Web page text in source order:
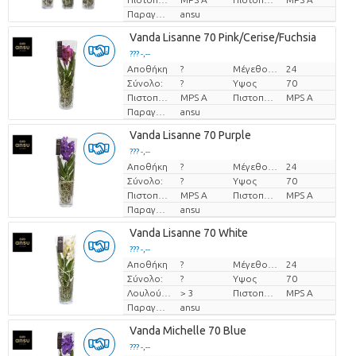
Παραγωγός
ansu
Vanda Lisanne 70 Pink/Cerise/Fuchsia
??? -,--
Τιμή ανά τεμάχιο
Αποθήκη ?
24
Σύνολο:
? Υψος
70
MPS A
MPS A
Παραγωγός
ansu
Vanda Lisanne 70 Purple
??? -,--
Τιμή ανά τεμάχιο
Αποθήκη ?
24
Σύνολο:
? Υψος
70
MPS A
MPS A
Παραγωγός
ansu
Vanda Lisanne 70 White
??? -,--
Τιμή ανά τεμάχιο
Αποθήκη ?
24
Σύνολο:
? Υψος
70
> 3
MPS A
Παραγωγός
ansu
Vanda Michelle 70 Blue
??? -,--